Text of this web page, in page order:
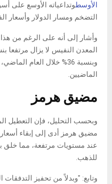
الأوسطوتداعياته الأوسع على
التضخم ومسار الدولار وأسعار
وأشار إلى أنه على الرغم من هذا
الماضيين.
مضيق هرمز
وبحسب التحليل، فإن التعطيل
مضيق هرمز أدى إلى إبقاء أسعار
عند مستويات مرتفعة، مما خلق
للذهب.
وتابع: "وبدلاً من تحفيز التدفقات